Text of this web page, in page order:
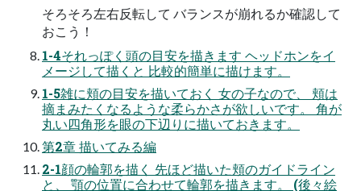
そろそろ左右反転して バランスが崩れるか確認して
おこう！
1-4それっぽく頭の目安を描きます ヘッドホンをイ
メージして描くと 比較的簡単に描けます。
1-5雑に頬の目安を描いておく 女の子なので、 頬は
摘まみたくなるような柔らかさが欲しいです。 角が
丸い四角形を眼の下辺りに描いておきます。
第2章 描いてみる編
2-1顔の輪郭を描く 先ほど描いた頬のガイドライン
と、 顎の位置に合わせて輪郭を描きます。 (後々絵